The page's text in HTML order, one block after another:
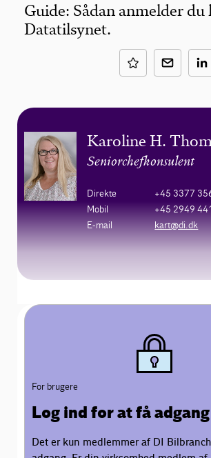
Guide: Sådan anmelder du
Datatilsynet.
Karoline H.
Seniorchefkonsulent
Direkte
+45 3377
Mobil
+45 2949
E-mail
kart@di.dk
For brugere
Log ind for at få adgang
Det er kun medlemmer af DI